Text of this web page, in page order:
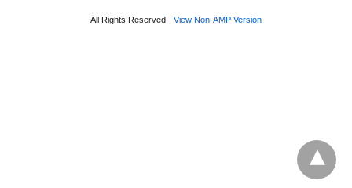
All Rights Reserved View Non-AMP Version